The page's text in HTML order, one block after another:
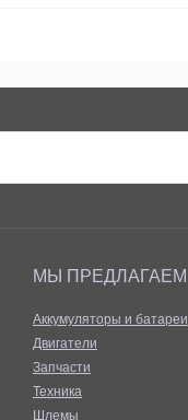
МЫ ПРЕДЛАГАЕМ
Аккумуляторы и батареи
Двигатели
Запчасти
Техника
Шлемы